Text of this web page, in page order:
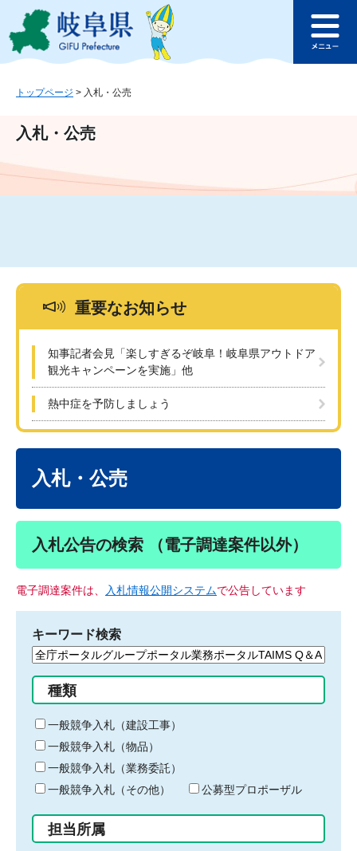
ジ
ュ
文
このページの本文へ
ュ
トップページ > 入札・公売
入札・公売
重要なお知らせ
知事記者会見「楽しすぎるぞ岐阜！岐阜県アウトドア
観光キャンペーンを実施」他
熱中症を予防しましょう
入札・公売
入札公告の検索 （電子調達案件以外）
電子調達案件は、 入札情報公開システムで公告しています
キーワード検索
検
る
キ
ー
ワ
ー
ド
入
力
種類
一般競争入札（建設工事）
一般競争入札（物品）
一般競争入札（業務委託）
一般競争入札（その他）
公募型プロポーザル
担当所属